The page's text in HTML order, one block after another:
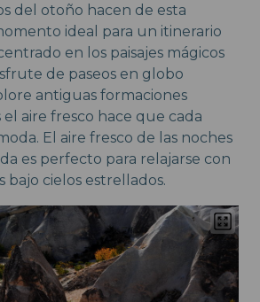
del otoño hacen de esta
ideal para un itinerario
en los paisajes mágicos
de paseos en globo
antiguas formaciones
el aire fresco hace que cada
El aire fresco de las noches
es perfecto para relajarse con
bajo cielos estrellados.